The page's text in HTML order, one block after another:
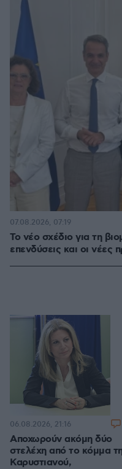
Το νέο σχέδιο για τη
επενδύσεις και οι νέες
07.08.2026, 07:19
Αποχωρούν ακόμη δύο
στελέχη από το κόμμα
Καρυστιανού,
06.08.2026, 21:16